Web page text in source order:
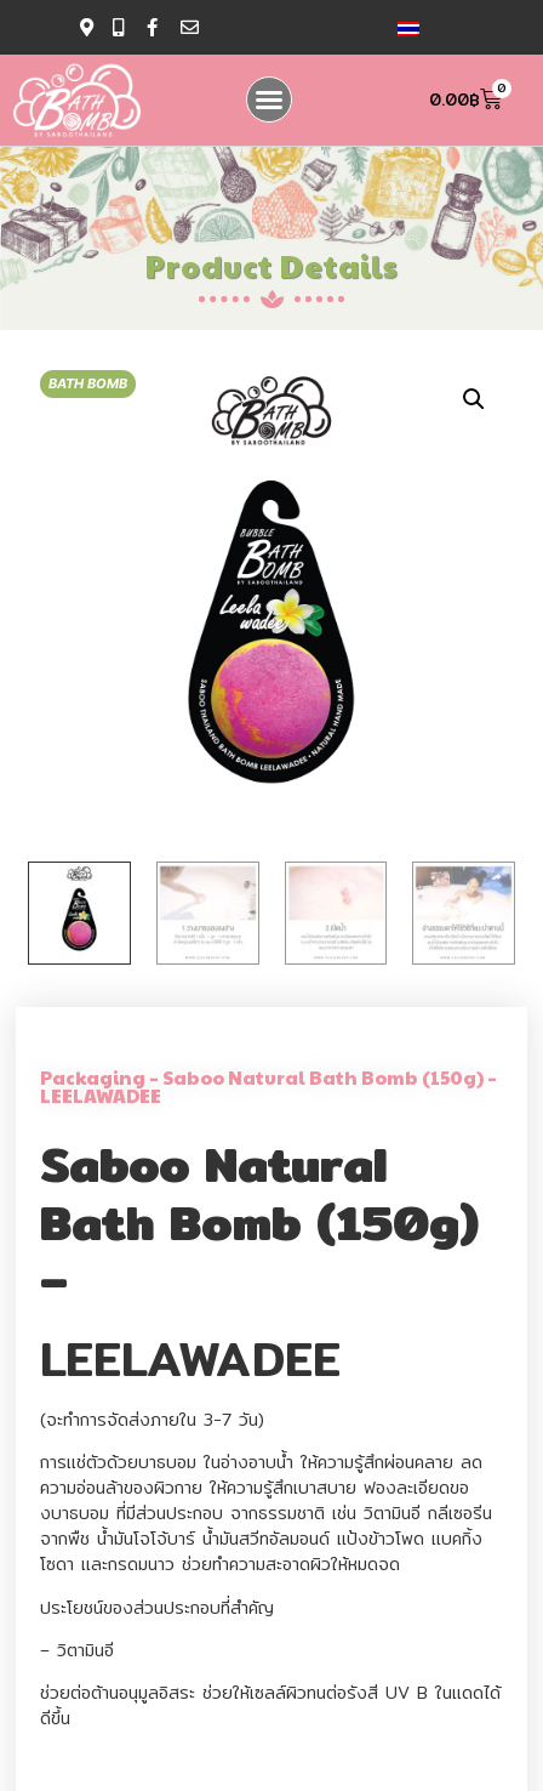
0.00฿ 0
Product Details
BATH BOMB
Packaging – Saboo Natural Bath Bomb (150g) –
LEELAWADEE
Saboo Natural
Bath Bomb (150g)
–
LEELAWADEE
(จะทำการจัดส่งภายใน 3-7 วัน)
การแช่ตัวด้วยบาธบอม ในอ่างอาบน้ำ ให้ความรู้สึกผ่อนคลาย ลด
ความอ่อนล้าของผิวกาย ให้ความรู้สึกเบาสบาย ฟองละเอียดขอ
งบาธบอม ที่มีส่วนประกอบ จากธรรมชาติ เช่น วิตามินอี กลีเซอรีน
จากพืช น้ำมันโจโจ้บาร์ น้ำมันสวีทอัลมอนด์ แป้งข้าวโพด แบคกิ้ง
โซดา และกรดมนาว ช่วยทำความสะอาดผิวให้หมดจด
ประโยชน์ของส่วนประกอบที่สำคัญ
– วิตามินอี
ช่วยต่อต้านอนุมูลอิสระ ช่วยให้เซลล์ผิวทนต่อรังสี UV B ในแดดได้
ดีขึ้น